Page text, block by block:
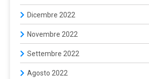
Dicembre 2022
Novembre 2022
Settembre 2022
Agosto 2022